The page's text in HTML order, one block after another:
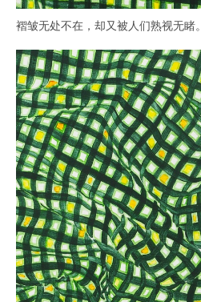
褶皱无处不在，却又被人们熟视无睹。